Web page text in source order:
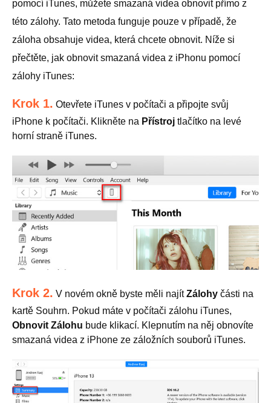
pomocí iTunes, můžete smazaná videa obnovit přímo z
této zálohy. Tato metoda funguje pouze v případě, že
záloha obsahuje videa, která chcete obnovit. Níže si
přečtěte, jak obnovit smazaná videa z iPhonu pomocí
zálohy iTunes:
Krok 1. Otevřete iTunes v počítači a připojte svůj
iPhone k počítači. Klikněte na Přístroj tlačítko na levé
horní straně iTunes.
Krok 2. V novém okně byste měli najítZálohy části na
kartě Souhrn. Pokud máte v počítači zálohu iTunes,
Obnovit Zálohu bude klikací. Klepnutím na něj obnovíte
smazaná videa z iPhone ze záložních souborů iTunes.